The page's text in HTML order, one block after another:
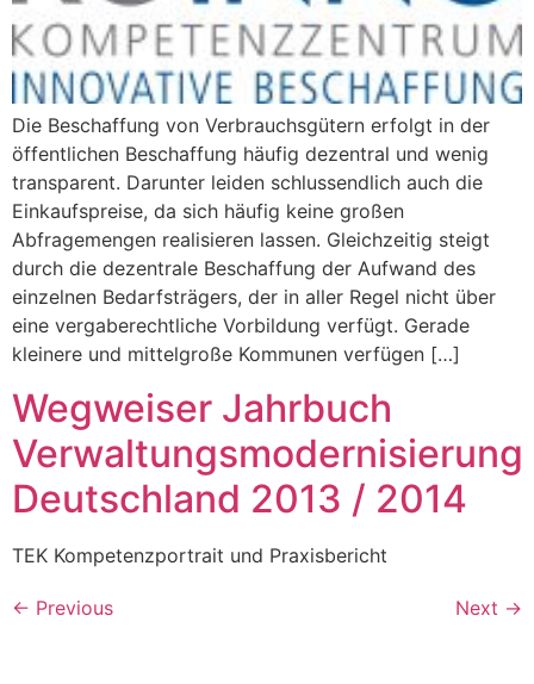
Die Beschaffung von Verbrauchsgütern erfolgt in der
öffentlichen Beschaffung häufig dezentral und wenig
transparent. Darunter leiden schlussendlich auch die
Einkaufspreise, da sich häufig keine großen
Abfragemengen realisieren lassen. Gleichzeitig steigt
durch die dezentrale Beschaffung der Aufwand des
einzelnen Bedarfsträgers, der in aller Regel nicht über
eine vergaberechtliche Vorbildung verfügt. Gerade
kleinere und mittelgroße Kommunen verfügen […]
Wegweiser Jahrbuch
Verwaltungsmodernisierung
Deutschland 2013 / 2014
TEK Kompetenzportrait und Praxisbericht
← Previous Next →